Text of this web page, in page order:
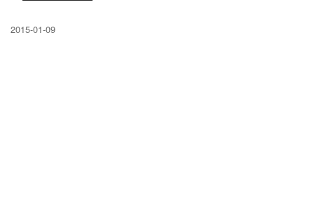
2015-01-09